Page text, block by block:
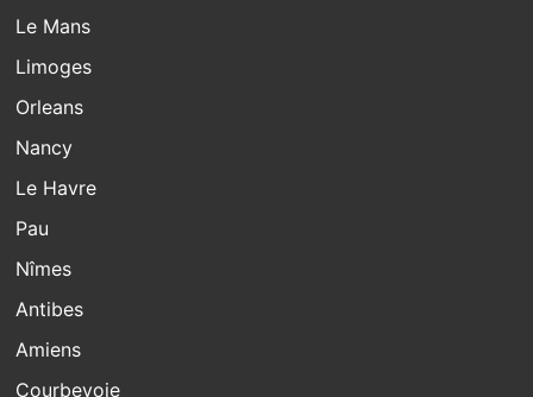
Le Mans
Limoges
Orleans
Nancy
Le Havre
Pau
Nîmes
Antibes
Amiens
Courbevoie